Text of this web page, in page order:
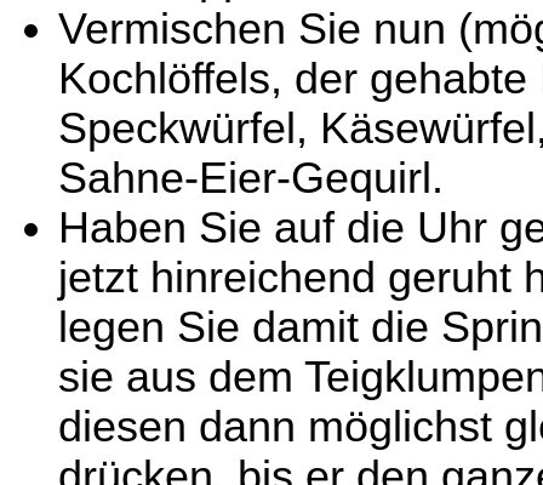
Vermischen Sie nun
Kochlöffels, der
Speckwürfel,
Sahne-Eier-Gequirl.
Haben Sie auf die Uhr
jetzt hinreichend geruht
legen Sie damit die
sie aus dem
diesen dann möglichst